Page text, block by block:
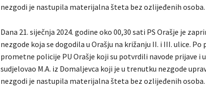
nezgodi je nastupila materijalna šteta bez ozlijeđenih osoba.
Dana 21. siječnja 2024. godine oko 00,30 sati PS Orašje je
nezgode koja se dogodila u Orašju na križanju II. i III. ulice.
prometne policije PU Orašje koji su potvrdili navode prijave i
sudjelovao M.A. iz Domaljevca koji je u trenutku nezgode
nezgodi je nastupila materijalna šteta bez ozlijeđenih osoba.